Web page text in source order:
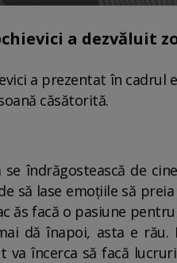
a dezvăluit
a prezentat în cadrul
căsătorită.
se îndrăgostească de
să lase emoțiile să
ăs facă o pasiune
dă înapoi, asta e
va încerca să facă